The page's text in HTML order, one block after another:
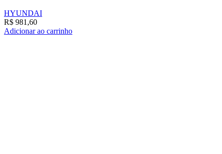
HYUNDAI
R$ 981,60
Adicionar ao carrinho